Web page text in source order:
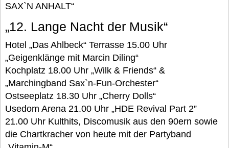
SAX`N ANHALT“
„12. Lange Nacht der Musik“
Hotel „Das Ahlbeck“ Terrasse 15.00 Uhr
„Geigenklänge mit Marcin Diling“
Kochplatz 18.00 Uhr „Wilk & Friends“ &
„Marchingband Sax`n-Fun-Orchester“
Ostseeplatz 18.30 Uhr „Cherry Dolls“
Usedom Arena 21.00 Uhr „HDE Revival Part 2”
21.00 Uhr Kulthits, Discomusik aus den 90ern sowie
die Chartkracher von heute mit der Partyband